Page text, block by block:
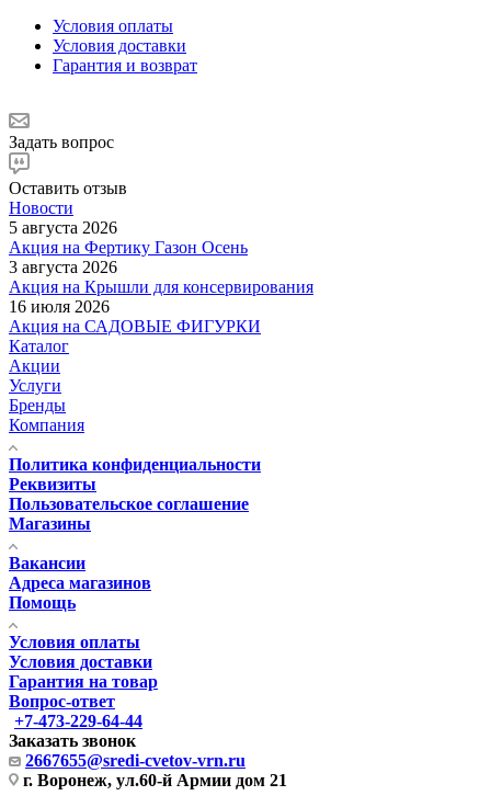
Условия оплаты
Условия доставки
Гарантия и возврат
Задать вопрос
Оставить отзыв
Новости
5 августа 2026
Акция на Фертику Газон Осень
3 августа 2026
Акция на Крышли для консервирования
16 июля 2026
Акция на САДОВЫЕ ФИГУРКИ
Каталог
Акции
Услуги
Бренды
Компания
Политика конфиденциальности
Реквизиты
Пользовательское соглашение
Магазины
Вакансии
Адреса магазинов
Помощь
Условия оплаты
Условия доставки
Гарантия на товар
Вопрос-ответ
+7-473-229-64-44
Заказать звонок
2667655@sredi-cvetov-vrn.ru
г. Воронеж, ул.60-й Армии дом 21